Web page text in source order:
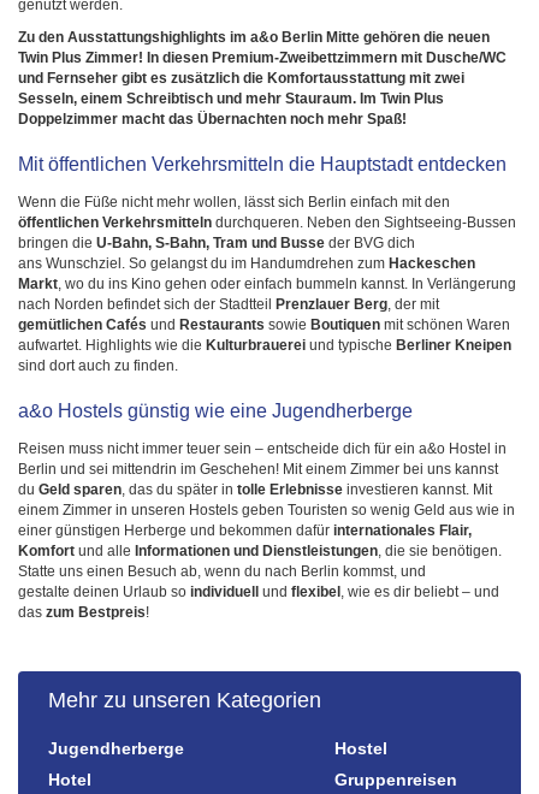
genutzt werden.
Zu den Ausstattungshighlights im a&o Berlin Mitte gehören die neuen
Twin Plus Zimmer! In diesen Premium-Zweibettzimmern mit Dusche/WC
und Fernseher gibt es zusätzlich die Komfortausstattung mit zwei
Sesseln, einem Schreibtisch und mehr Stauraum. Im Twin Plus
Doppelzimmer macht das Übernachten noch mehr Spaß!
Mit öffentlichen Verkehrsmitteln die Hauptstadt entdecken
Wenn die Füße nicht mehr wollen, lässt sich Berlin einfach mit den
öffentlichen Verkehrsmitteln durchqueren. Neben den Sightseeing-Bussen
bringen die U-Bahn, S-Bahn, Tram und Busse der BVG dich
ans Wunschziel. So gelangst du im Handumdrehen zum Hackeschen
Markt, wo du ins Kino gehen oder einfach bummeln kannst. In Verlängerung
nach Norden befindet sich der Stadtteil
Prenzlauer Berg, der mit
gemütlichen Cafés und Restaurants sowie Boutiquen mit schönen Waren
aufwartet. Highlights wie die Kulturbrauerei und typische Berliner Kneipen
sind dort auch zu finden.
a&o Hostels günstig wie eine Jugendherberge
Reisen muss nicht immer teuer sein – entscheide dich für ein a&o Hostel in
Berlin und sei mittendrin im Geschehen! Mit einem Zimmer bei uns kannst
du Geld sparen, das du später in tolle Erlebnisse investieren kannst. Mit
einem Zimmer in unseren Hostels geben Touristen so wenig Geld aus wie in
einer günstigen Herberge und bekommen dafür internationales Flair,
Komfort und alle Informationen und Dienstleistungen, die sie benötigen.
Statte uns einen Besuch ab, wenn du nach Berlin kommst, und
gestalte deinen Urlaub so individuell und flexibel , wie es dir beliebt – und
das zum Bestpreis!
Mehr zu unseren Kategorien
Jugendherberge
Hostel
Hotel
Gruppenreisen